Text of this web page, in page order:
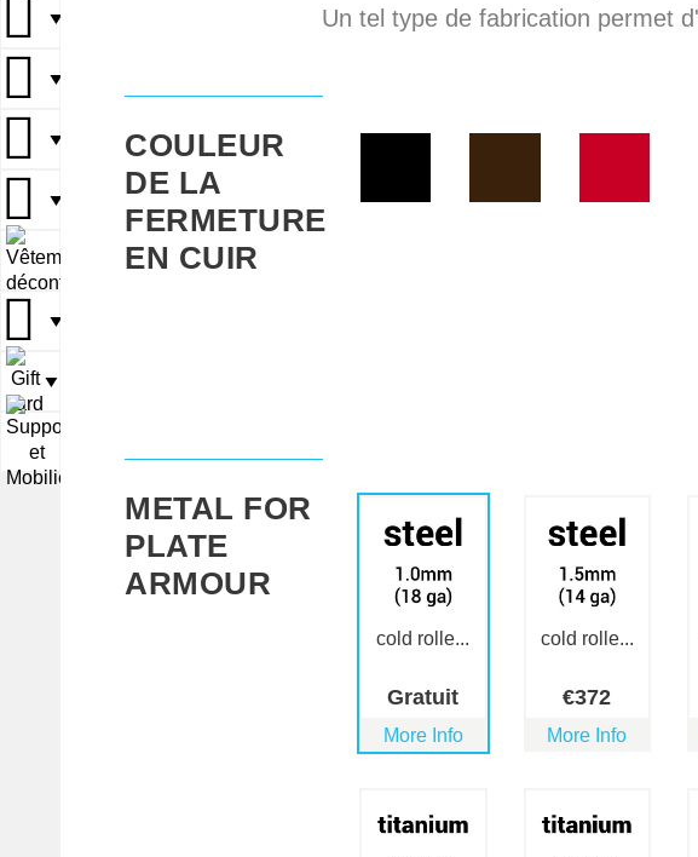
▼
▼
▼
▼
▼
▼
Un tel type de fabrication permet
COULEUR
DE LA
FERMETURE
EN CUIR
METAL FOR
PLATE
ARMOUR
cold rolle...
Gratuit
More Info
cold rolle...
€372
More Info